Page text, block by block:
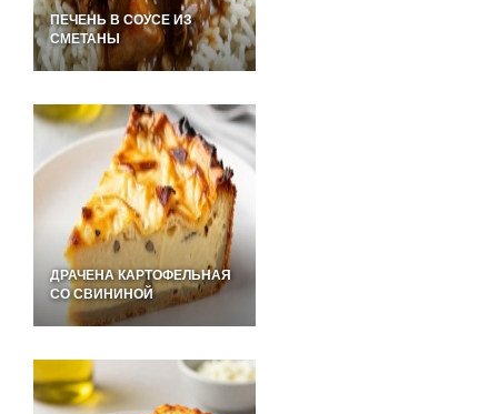
ПЕЧЕНЬ В СОУСЕ ИЗ
СМЕТАНЫ
ДРАЧЕНА КАРТОФЕЛЬНАЯ
СО СВИНИНОЙ